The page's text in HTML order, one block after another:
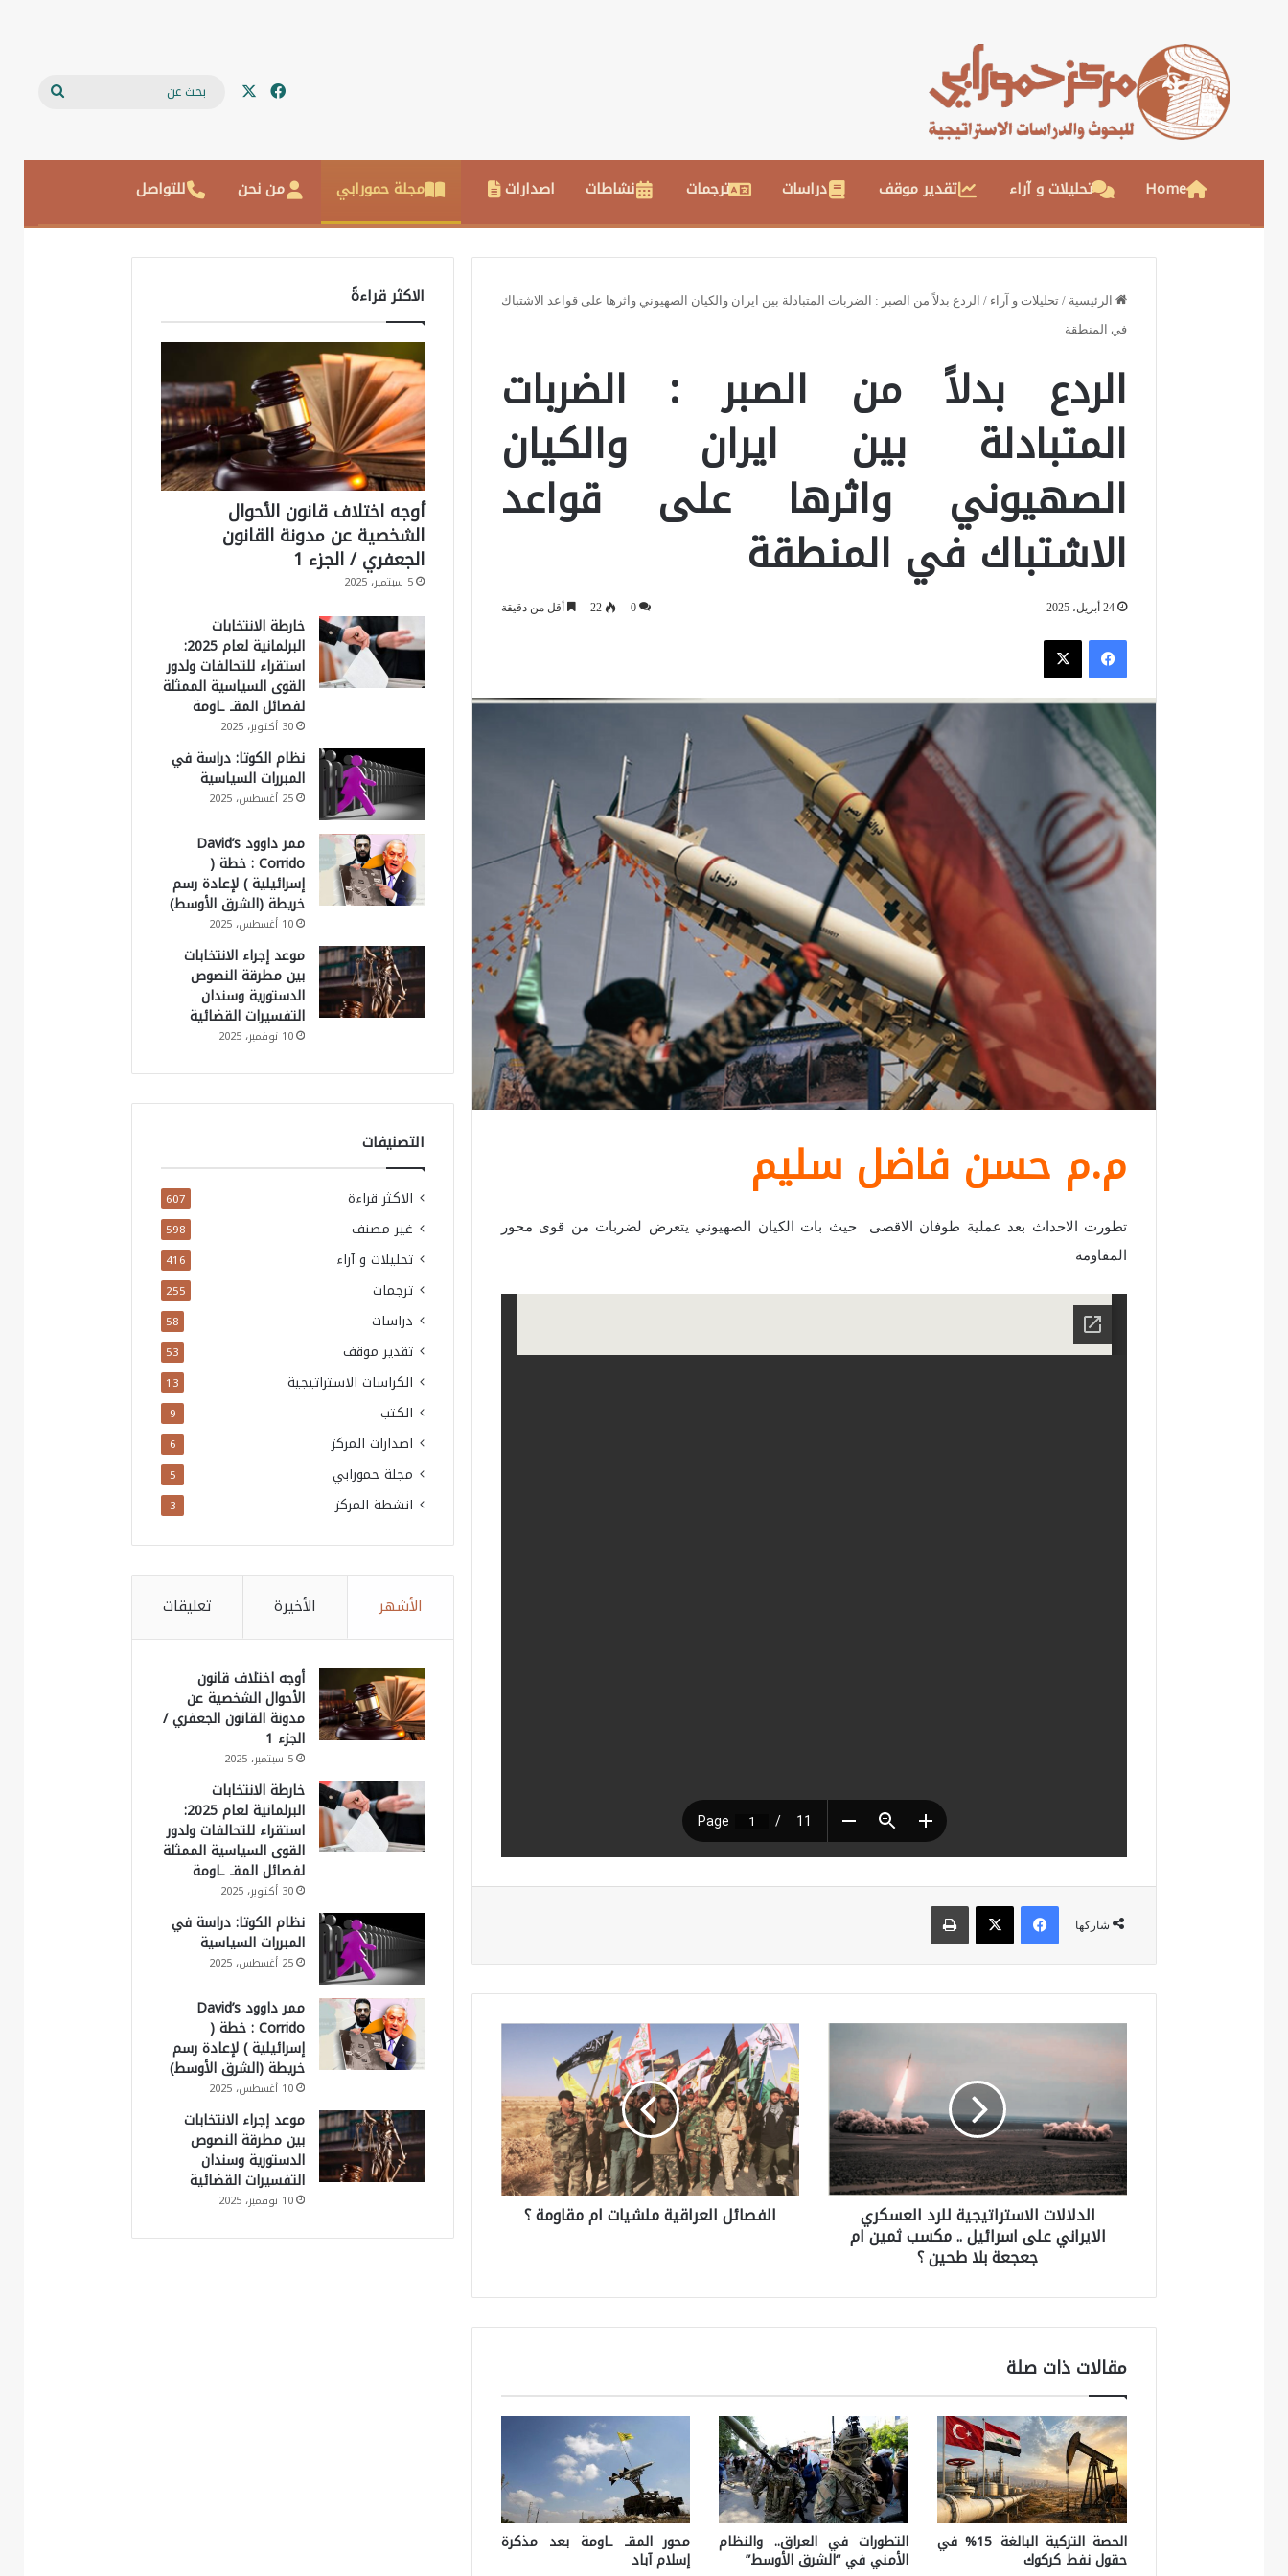
فيسبوك
Home تحليلات و آراء تقدير موقف دراسات ترجمات نشاطات اصدارات مجلة حمورابي من نحن للتواصل
الرئيسية / تحليلات و آراء / الردع بدلاً من الصبر : الضربات المتبادلة بين ايران والكيان الصهيوني واثرها على قواعد الاشتباك
في المنطقة
الردع بدلاً من الصبر : الضربات
المتبادلة بين ايران والكيان
الصهيوني واثرها على قواعد
الاشتباك في المنطقة
24 أبريل، 2025 0
22 أقل من دقيقة
فيسبوك
م.م حسن فاضل سليم
تطورت الاحداث بعد عملية طوفان الاقصى حيث بات الكيان الصهيوني يتعرض لضربات من قوى محور
المقاومة
شاركها
فيسبوك ‫X
ل
ا
ل
ل
ا
ا
ي
ج
ي
الدلالات الاستراتيجية للرد العسكري
الايراني على اسرائيل .. مكسب ثمين ام
جعجعة بلا طحين ؟
ل
ف
ص
ا
ئ
ع
ر
ة
م
ل
ش
الفصائل العراقية ملشيات ام مقاومة ؟
مقالات ذات صلة
الحصة التركية البالغة 15% في
حقول نفط كركوك
التطورات في العراق.. والنظام
الأمني في “الشرق الأوسط”
محور المقـ ـاومة بعد مذكرة
إسلام آباد
الاكثر قراءةً
أوجه اختلاف قانون الأحوال
الشخصية عن مدونة القانون
الجعفري / الجزء 1
5 سبتمبر، 2025
خارطة الانتخابات
البرلمانية لعام 2025:
استقراء للتحالفات ولدور
القوى السياسية الممثلة
لفصائل المقـ ـاومة
30 أكتوبر، 2025
نظام الكوتا: دراسة في
المبررات السياسية
25 أغسطس، 2025
ممر داوود David’s
Corrido : خطة (
إسرائيلية ) لإعادة رسم
خريطة (الشرق الأوسط)
10 أغسطس، 2025
موعد إجراء الانتخابات
بين مطرقة النصوص
الدستورية وسندان
التفسيرات القضائية
10 نوفمبر، 2025
التصنيفات
الاكثر قراءة 607
غير مصنف 598
تحليلات و آراء 416
ترجمات 255
دراسات 58
تقدير موقف 53
الكراسات الاستراتيجية 13
الكتب 9
اصدارات المركز 6
مجلة حمورابي 5
انشطة المركز 3
الأشهر الأخيرة تعليقات
أوجه اختلاف قانون
الأحوال الشخصية عن
مدونة القانون الجعفري /
الجزء 1
5 سبتمبر، 2025
خارطة الانتخابات
البرلمانية لعام 2025:
استقراء للتحالفات ولدور
القوى السياسية الممثلة
لفصائل المقـ ـاومة
30 أكتوبر، 2025
نظام الكوتا: دراسة في
المبررات السياسية
25 أغسطس، 2025
ممر داوود David’s
Corrido : خطة (
إسرائيلية ) لإعادة رسم
خريطة (الشرق الأوسط)
10 أغسطس، 2025
موعد إجراء الانتخابات
بين مطرقة النصوص
الدستورية وسندان
التفسيرات القضائية
10 نوفمبر، 2025